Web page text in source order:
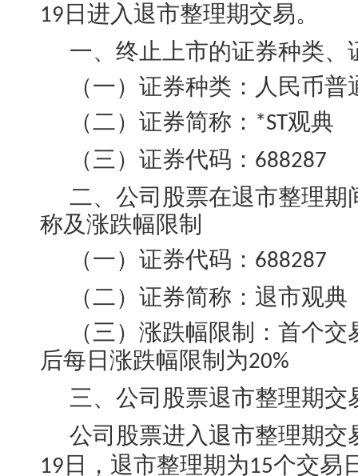
19 日进入退市整理期交易。
一、终止上市的证券种类、
（一）证券种类：人民币普
（二）证券简称： *ST观典
（三）证券代码： 688287
二、公司股票在退市整理期
称及涨跌幅限制
（一）证券代码： 688287
（二）证券简称：退市观典
（三）涨跌幅限制：首个
后每日涨跌幅限制为20%
三、公司股票退市整理期交
公司股票进入退市整理期交
19 日，退市整理期为15个交易